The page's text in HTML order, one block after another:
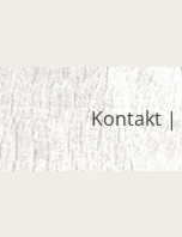
Kontakt |